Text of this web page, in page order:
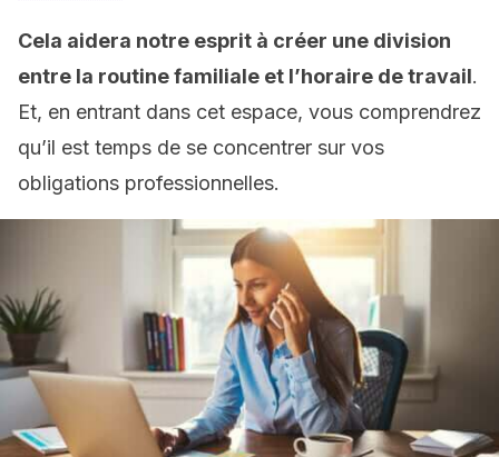
Cela aidera notre esprit à créer une division
entre la routine familiale et l’horaire de travail.
Et, en entrant dans cet espace, vous comprendrez
qu’il est temps de se concentrer sur vos
obligations professionnelles.